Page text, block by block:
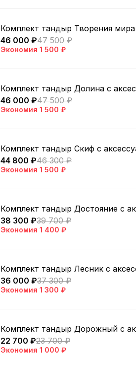
Комплект тандыр Творения
46 000 ₽47 500 ₽
Экономия 1 500 ₽
Комплект тандыр Долина с
46 000 ₽47 500 ₽
Экономия 1 500 ₽
Комплект тандыр Скиф с
44 800 ₽46 300 ₽
Экономия 1 500 ₽
Комплект тандыр Достояние с
38 300 ₽39 700 ₽
Экономия 1 400 ₽
Комплект тандыр Лесник с
36 000 ₽37 300 ₽
Экономия 1 300 ₽
Комплект тандыр Дорожный с
22 700 ₽23 700 ₽
Экономия 1 000 ₽